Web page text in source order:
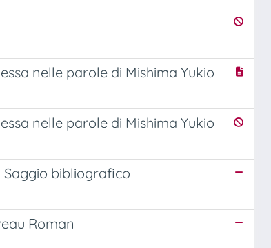
nelle parole di Mishima Yukio
nelle parole di Mishima Yukio
bibliografico
Roman